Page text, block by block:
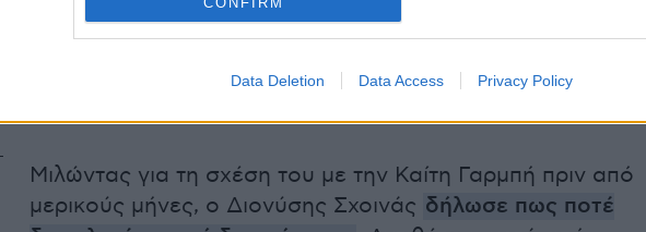
Data Deletion Data Access Privacy Policy
Μιλώντας για τη σχέση του με την Καίτη Γαρμπή πριν από
μερικούς μήνες, ο Διονύσης Σχοινάς δήλωσε πως ποτέ